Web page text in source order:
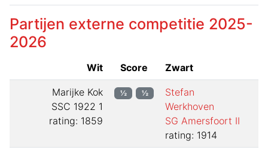
Partijen externe competitie 2025-
2026
Wit Score Zwart
Marijke Kok
SSC 1922 1
rating: 1859
½ ½
Stefan
Werkhoven
SG Amersfoort II
rating: 1914